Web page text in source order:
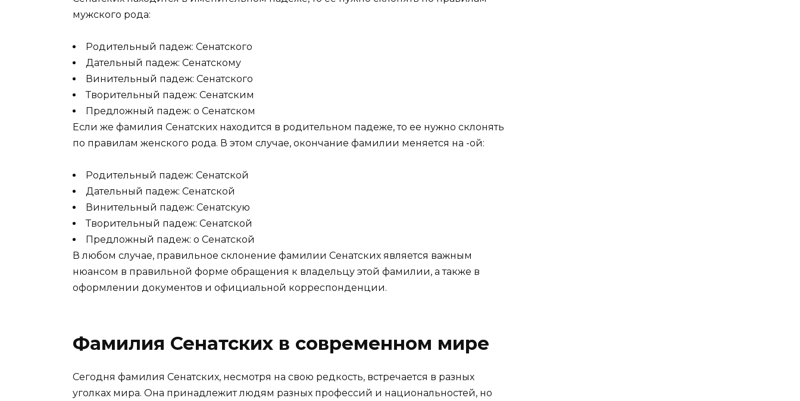
мужского рода:
Родительный падеж: Сенатского
Дательный падеж: Сенатскому
Винительный падеж: Сенатского
Творительный падеж: Сенатским
Предложный падеж: о Сенатском
Если же фамилия Сенатских находится в родительном падеже, то ее нужно склонять
по правилам женского рода. В этом случае, окончание фамилии меняется на -ой:
Родительный падеж: Сенатской
Дательный падеж: Сенатской
Винительный падеж: Сенатскую
Творительный падеж: Сенатской
Предложный падеж: о Сенатской
В любом случае, правильное склонение фамилии Сенатских является важным
нюансом в правильной форме обращения к владельцу этой фамилии, а также в
оформлении документов и официальной корреспонденции.
Фамилия Сенатских в современном мире
Сегодня фамилия Сенатских, несмотря на свою редкость, встречается в разных
уголках мира. Она принадлежит людям разных профессий и национальностей, но